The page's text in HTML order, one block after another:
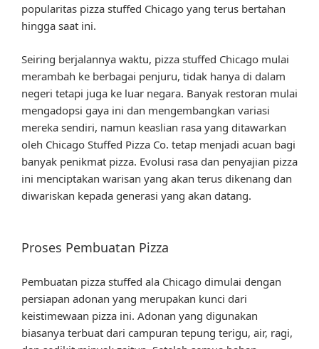
popularitas pizza stuffed Chicago yang terus bertahan
hingga saat ini.
Seiring berjalannya waktu, pizza stuffed Chicago mulai
merambah ke berbagai penjuru, tidak hanya di dalam
negeri tetapi juga ke luar negara. Banyak restoran mulai
mengadopsi gaya ini dan mengembangkan variasi
mereka sendiri, namun keaslian rasa yang ditawarkan
oleh Chicago Stuffed Pizza Co. tetap menjadi acuan bagi
banyak penikmat pizza. Evolusi rasa dan penyajian pizza
ini menciptakan warisan yang akan terus dikenang dan
diwariskan kepada generasi yang akan datang.
Proses Pembuatan Pizza
Pembuatan pizza stuffed ala Chicago dimulai dengan
persiapan adonan yang merupakan kunci dari
keistimewaan pizza ini. Adonan yang digunakan
biasanya terbuat dari campuran tepung terigu, air, ragi,